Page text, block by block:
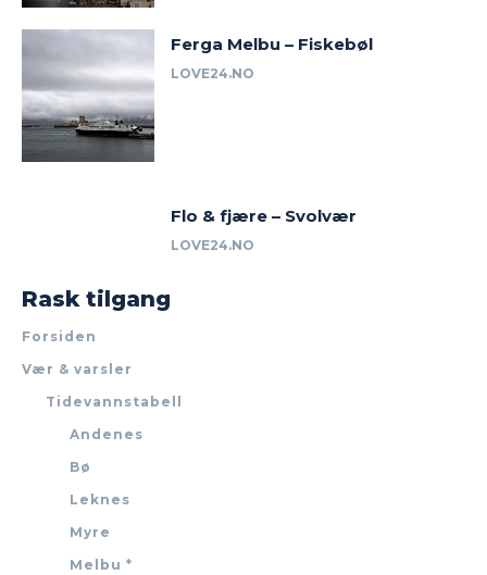
Ferga Melbu – Fiskebøl
LOVE24.NO
Flo & fjære – Svolvær
LOVE24.NO
Rask tilgang
Forsiden
Vær & varsler
Tidevannstabell
Andenes
Bø
Leknes
Myre
Melbu *